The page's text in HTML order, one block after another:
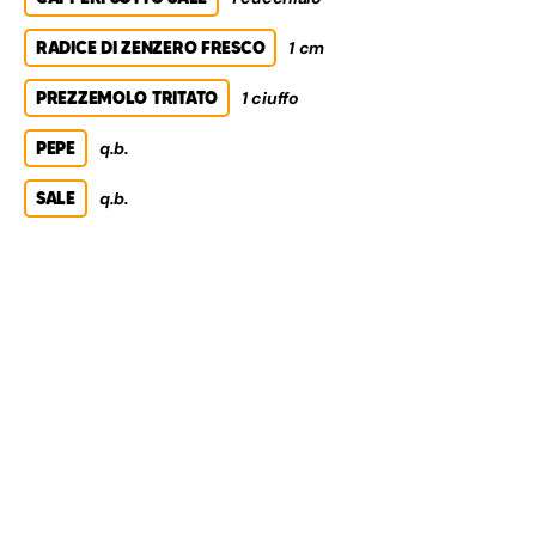
RADICE DI ZENZERO FRESCO 1 cm
PREZZEMOLO TRITATO 1 ciuffo
PEPE q.b.
SALE q.b.